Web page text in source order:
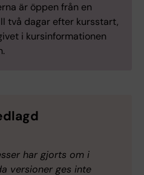
är öppen från en
två dagar efter kursstart,
i kursinformationen
har gjorts om i
versioner ges inte